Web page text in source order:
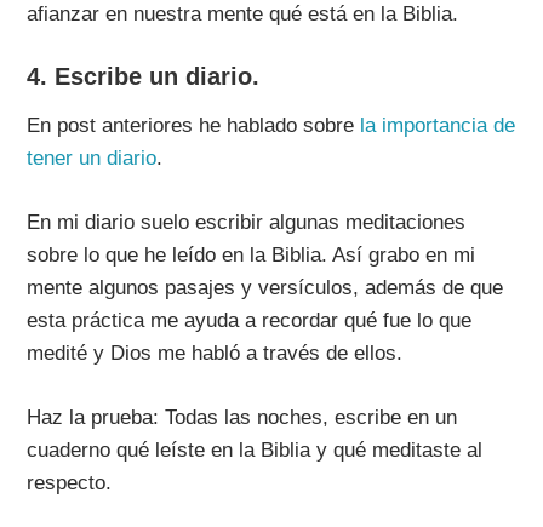
afianzar en nuestra mente qué está en la Biblia.
4. Escribe un diario.
En post anteriores he hablado sobre la importancia de
tener un diario.
En mi diario suelo escribir algunas meditaciones
sobre lo que he leído en la Biblia. Así grabo en mi
mente algunos pasajes y versículos, además de que
esta práctica me ayuda a recordar qué fue lo que
medité y Dios me habló a través de ellos.
Haz la prueba: Todas las noches, escribe en un
cuaderno qué leíste en la Biblia y qué meditaste al
respecto.